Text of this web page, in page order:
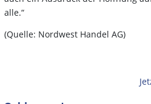
alle.“
(Quelle: Nordwest Handel AG)